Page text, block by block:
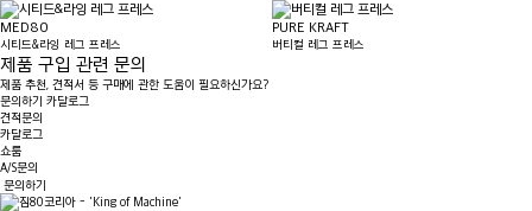
버티컬 레그 프레스 시티드 레그 프레스
제품 구입 관련 문의
제품 추천, 견적서 등 구매에 관한 도움이 필요하신가요?
문의하기 카달로그
견적문의
카달로그
쇼룸
A/S문의
문의하기